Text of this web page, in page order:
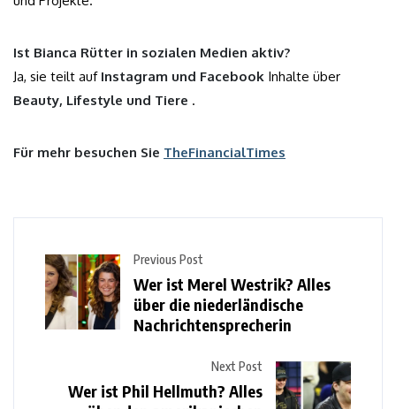
Ist Bianca Rütter in sozialen Medien aktiv?
Ja, sie teilt auf Instagram und Facebook Inhalte über
Beauty, Lifestyle und Tiere .
Für mehr besuchen Sie TheFinancialTimes
Previous Post
Wer ist Merel Westrik? Alles
über die niederländische
Nachrichtensprecherin
Next Post
Wer ist Phil Hellmuth? Alles